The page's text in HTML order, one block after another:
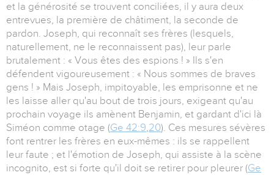
et la générosité se trouvent conciliées, il y aura deux
entrevues, la première de châtiment, la seconde de
pardon. Joseph, qui reconnaît ses frères (lesquels,
naturellement, ne le reconnaissent pas), leur parle
brutalement : « Vous êtes des espions ! » Ils s'en
défendent vigoureusement : « Nous sommes de braves
gens ! » Mais Joseph, impitoyable, les emprisonne et ne
les laisse aller qu'au bout de trois jours, exigeant qu'au
prochain voyage ils amènent Benjamin, et gardant d'ici là
Siméon comme otage (Ge 42:9,20). Ces mesures sévères
font rentrer les frères en eux-mêmes : ils se rappellent
leur faute ; et l'émotion de Joseph, qui assiste à la scène
incognito, est si forte qu'il doit se retirer pour pleurer (Ge